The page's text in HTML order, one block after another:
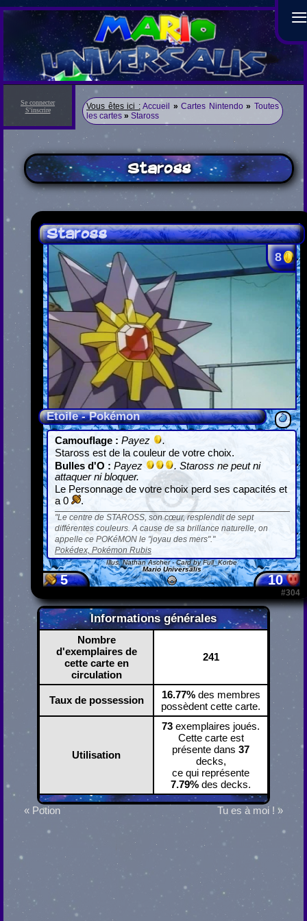
≡
Se connecter
S'inscrire
Vous êtes ici : Accueil » Cartes Nintendo » Toutes
les cartes » Staross
Staross
#304
Staross
8
Etoile - Pokémon
Camouflage : Payez
.
Staross est de la couleur de votre choix.
Bulles d'O : Payez
. Staross ne peut ni
attaquer ni bloquer.
Le Personnage de votre choix perd ses capacités et
a 0
.
Le centre de STAROSS, son cœur, resplendit de sept
différentes couleurs. A cause de sa brillance naturelle, on
appelle ce POKéMON le "joyau des mers".
Pokédex, Pokémon Rubis
5
Illus.Nathan Ascher- Card by Full_Korbe
Mario Universalis
10
Informations générales
Nombre
d'exemplaires de
cette carte en
circulation
241
Taux de possession 16.77%des membres
possèdent cette carte.
Utilisation
73 exemplaires joués.
Cette carte est
présente dans 37
decks,
ce qui représente
7.79% des decks.
« Potion Tu es à moi ! »